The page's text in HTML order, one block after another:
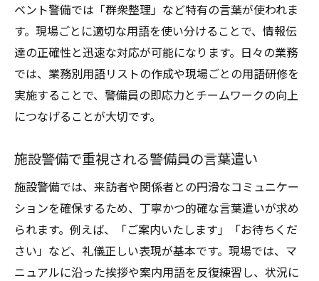
ベント警備では「群衆整理」など特有の言葉が使われま
す。現場ごとに適切な用語を使い分けることで、情報伝
達の正確性と迅速な対応が可能になります。日々の業務
では、業務別用語リストの作成や現場ごとの用語研修を
実施することで、警備員の即応力とチームワークの向上
につなげることが大切です。
施設警備で重視される警備員の言葉遣い
施設警備では、来訪者や関係者との円滑なコミュニケー
ションを確保するため、丁寧かつ的確な言葉遣いが求め
られます。例えば、「ご案内いたします」「お待ちくだ
さい」など、礼儀正しい表現が基本です。現場では、マ
ニュアルに沿った挨拶や案内用語を反復練習し、状況に